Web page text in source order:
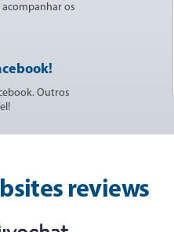
acompanhar os
Outros
reviews